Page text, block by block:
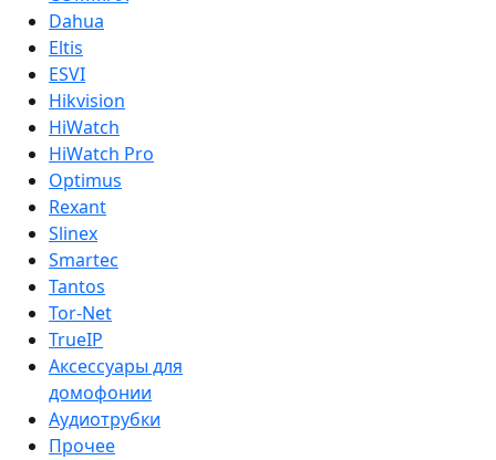
Dahua
Eltis
ESVI
Hikvision
HiWatch
HiWatch Pro
Optimus
Rexant
Slinex
Smartec
Tantos
Tor-Net
TrueIP
Аксессуары для
домофонии
Аудиотрубки
Прочее